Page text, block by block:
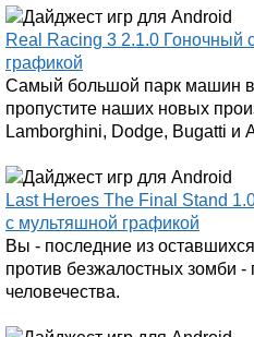
Real Racing 3 2.1.0 Гоночный
графикой
Самый большой парк машин в
пропустите наших новых
Lamborghini, Dodge, Bugatti и
Last Heroes The Final Stand
с мультяшной графикой
Вы - последние из
против безжалостных зомби
человечества.